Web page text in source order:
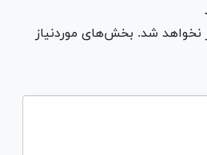
نخواهد شد. بخش‌های موردنیاز